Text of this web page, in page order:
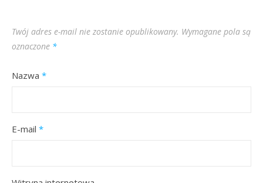
Twój adres e-mail nie zostanie opublikowany. Wymagane pola są
oznaczone *
Nazwa *
E-mail *